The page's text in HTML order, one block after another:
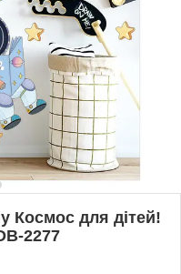
Космос для дітей!
2277